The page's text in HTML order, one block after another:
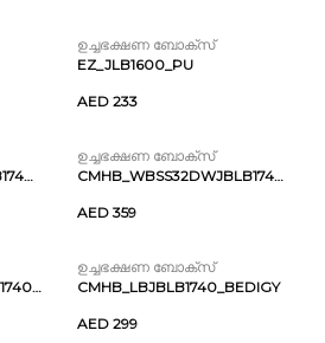
ഉച്ചഭക്ഷണ ബോക്സ്
EZ_JLB1600_PU
AED 233
CMHB_WBSS32DWJBLB1740_PITBPI
ഉച്ചഭക്ഷണ ബോക്സ്
CMHB_WBSS32DWJBLB1740_GREXGR
AED 359
CMHB_WBSS18DWJBLB1740_PUTBPI
ഉച്ചഭക്ഷണ ബോക്സ്
CMHB_LBJBLB1740_BEDIGY
AED 299